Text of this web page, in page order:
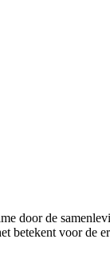
door de
betekent voor de